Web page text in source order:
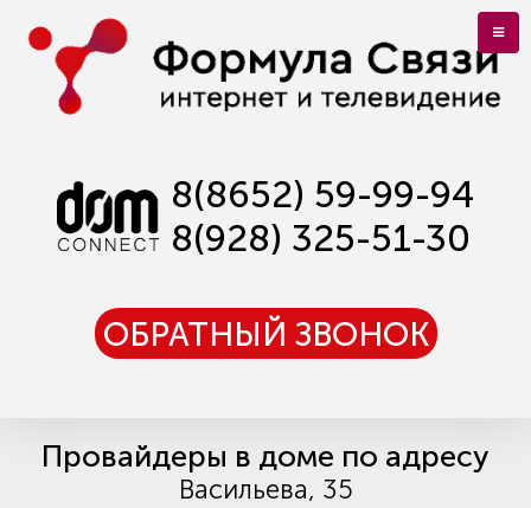
8(8652) 59-99-94
8(928) 325-51-30
ОБРАТНЫЙ ЗВОНОК
Провайдеры в доме по адресу
Васильева, 35